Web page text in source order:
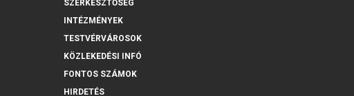
SZERKESZTŐSÉG
INTÉZMÉNYEK
TESTVÉRVÁROSOK
KÖZLEKEDÉSI INFÓ
FONTOS SZÁMOK
HIRDETÉS